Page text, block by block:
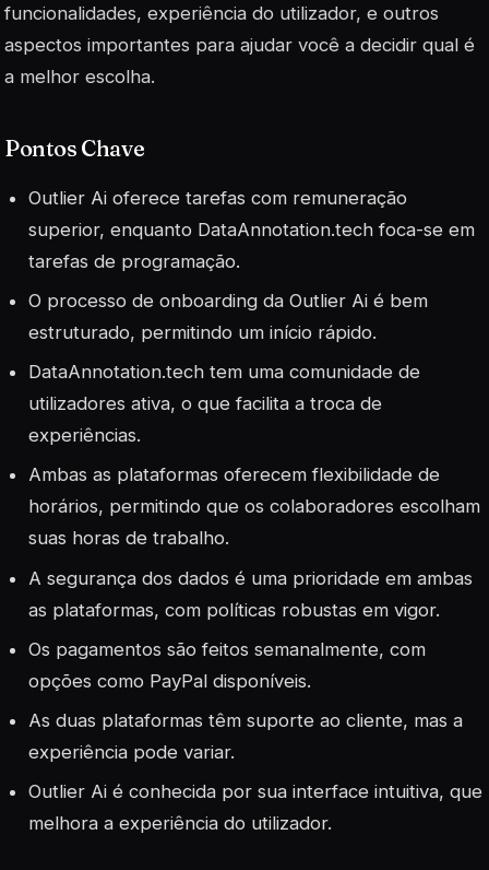
funcionalidades, experiência do utilizador, e outros
aspectos importantes para ajudar você a decidir qual é
a melhor escolha.
Pontos Chave
Outlier Ai oferece tarefas com remuneração
superior, enquanto DataAnnotation.tech foca-se em
tarefas de programação.
O processo de onboarding da Outlier Ai é bem
estruturado, permitindo um início rápido.
DataAnnotation.tech tem uma comunidade de
utilizadores ativa, o que facilita a troca de
experiências.
Ambas as plataformas oferecem flexibilidade de
horários, permitindo que os colaboradores escolham
suas horas de trabalho.
A segurança dos dados é uma prioridade em ambas
as plataformas, com políticas robustas em vigor.
Os pagamentos são feitos semanalmente, com
opções como PayPal disponíveis.
As duas plataformas têm suporte ao cliente, mas a
experiência pode variar.
Outlier Ai é conhecida por sua interface intuitiva, que
melhora a experiência do utilizador.